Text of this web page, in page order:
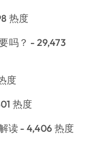
热度
吗？ - 29,473
度
热度
读 - 4,406 热度